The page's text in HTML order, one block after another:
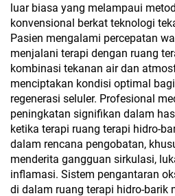
luar biasa yang melampaui
konvensional berkat teknologi
Pasien mengalami percepatan
menjalani terapi dengan ruang
kombinasi tekanan air dan
menciptakan kondisi optimal
regenerasi seluler. Profesional
peningkatan signifikan dalam
ketika terapi ruang terapi hidro-
dalam rencana pengobatan,
menderita gangguan sirkulasi,
inflamasi. Sistem pengantaran
di dalam ruang terapi hidro-barik